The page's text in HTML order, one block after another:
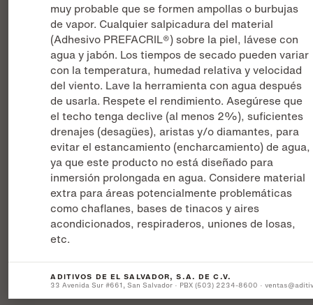
muy probable que se formen ampollas o burbujas
de vapor. Cualquier salpicadura del material
(Adhesivo PREFACRIL®) sobre la piel, lávese con
agua y jabón. Los tiempos de secado pueden variar
con la temperatura, humedad relativa y velocidad
del viento. Lave la herramienta con agua después
de usarla. Respete el rendimiento. Asegúrese que
el techo tenga declive (al menos 2%), suficientes
drenajes (desagües), aristas y/o diamantes, para
evitar el estancamiento (encharcamiento) de agua,
ya que este producto no está diseñado para
inmersión prolongada en agua. Considere material
extra para áreas potencialmente problemáticas
como chaflanes, bases de tinacos y aires
acondicionados, respiraderos, uniones de losas,
etc.
ADITIVOS DE EL SALVADOR, S.A. DE C.V.
33 Avenida Sur #661, San Salvador · PBX (503) 2234-8600 ·